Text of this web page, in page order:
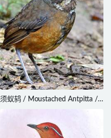
须蚁鸫 / Moustached Antpitta /